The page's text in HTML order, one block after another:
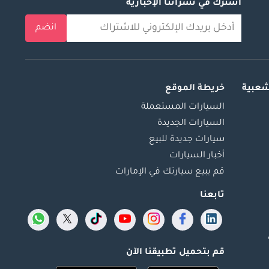
اشترك في نشراتنا الإخبارية
انضم
خريطة الموقع
السيارات المستعملة
السيارات الجديدة
سيارات جديدة للبيع
أخبار السيارات
قم ببيع سيارتك في الإمارات
تابعنا
قم بتحميل تطبيقنا الآن